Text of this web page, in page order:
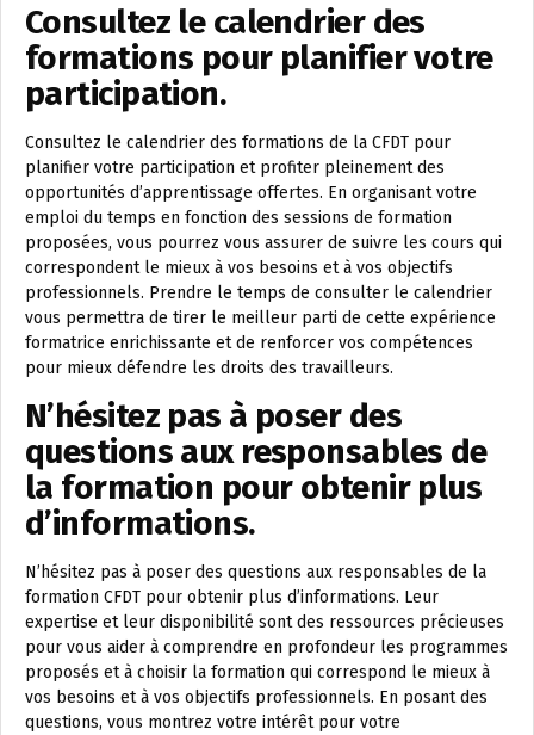
Consultez le calendrier des
formations pour planifier votre
participation.
Consultez le calendrier des formations de la CFDT pour
planifier votre participation et profiter pleinement des
opportunités d’apprentissage offertes. En organisant votre
emploi du temps en fonction des sessions de formation
proposées, vous pourrez vous assurer de suivre les cours qui
correspondent le mieux à vos besoins et à vos objectifs
professionnels. Prendre le temps de consulter le calendrier
vous permettra de tirer le meilleur parti de cette expérience
formatrice enrichissante et de renforcer vos compétences
pour mieux défendre les droits des travailleurs.
N’hésitez pas à poser des
questions aux responsables de
la formation pour obtenir plus
d’informations.
N’hésitez pas à poser des questions aux responsables de la
formation CFDT pour obtenir plus d’informations. Leur
expertise et leur disponibilité sont des ressources précieuses
pour vous aider à comprendre en profondeur les programmes
proposés et à choisir la formation qui correspond le mieux à
vos besoins et à vos objectifs professionnels. En posant des
questions, vous montrez votre intérêt pour votre